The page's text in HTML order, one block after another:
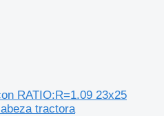
RATIO:R=1.09 23x25
tractora